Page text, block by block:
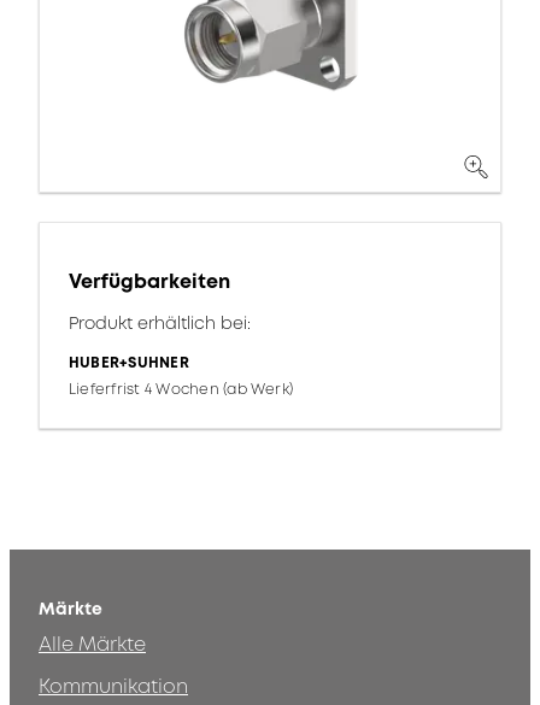
Verfügbarkeiten
Produkt erhältlich bei:
HUBER+SUHNER
Lieferfrist 4 Wochen (ab Werk)
Märkte
Alle Märkte
Kommunikation